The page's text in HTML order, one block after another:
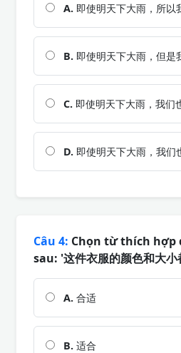
A. 即使明天下大雨，所以
B. 即使明天下大雨，但是
C. 即使明天下大雨，我们
D. 即使明天下大雨，我们
Câu 4: Chọn từ thích hợp
sau: '这件衣服的颜色和大小
A. 合适
B. 适合